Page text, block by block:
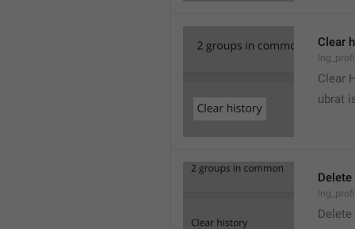
Clear
Clear
ubrat
Delete